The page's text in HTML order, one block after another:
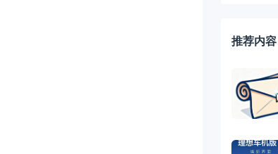
推荐内容